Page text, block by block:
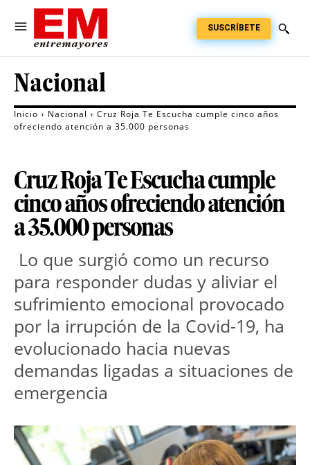
SUSCRÍBETE
Nacional
Inicio Nacional
Cruz Roja Te Escucha cumple cinco años
ofreciendo atención a 35.000 personas
Cruz Roja Te Escucha cumple
cinco años ofreciendo atención
a 35.000 personas
para responder dudas y aliviar el
sufrimiento emocional provocado
por la irrupción de la Covid-19, ha
evolucionado hacia nuevas
demandas ligadas a situaciones de